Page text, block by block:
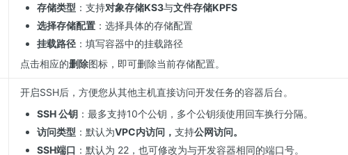
存储类型 ：支持对象存储KS3与文件存储KPFS
选择存储配置 ：选择具体的存储配置
挂载路径 ：填写容器中的挂载路径
点击相应的删除图标，即可删除当前存储配置。
开启SSH后，方便您从其他主机直接访问开发任务的容器后台。
SSH 公钥 ：最多支持10个公钥，多个公钥须使用回车换行分隔。
访问类型 ：默认为VPC内访问， 支持公网访问。
SSH端口 ：默认为 22，也可修改为与开发容器相同的端口号。